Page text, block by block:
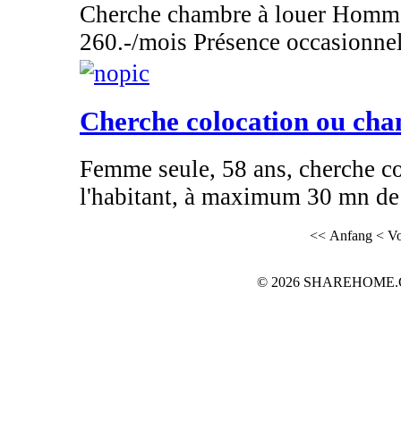
Cherche chambre à louer
260.-/mois Présence
Cherche colocation ou
Femme seule, 58 ans, cherche
l'habitant, à maximum 30 mn
<< Anfang <
© 2026